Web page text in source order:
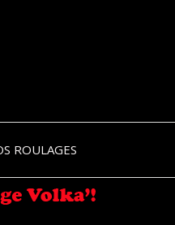
ROULAGES